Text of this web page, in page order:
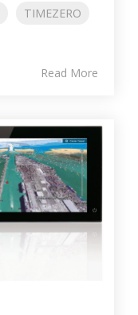
TIMEZERO
Read More